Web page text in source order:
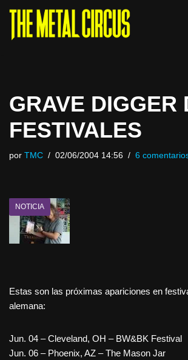
Saltar
GRAVE DIGGER
FESTIVALES
por TMC 02/06/2004 14:56 6
NOTICIA
Estas son las próximas apariciones en
alemana:
Jun. 04 – Cleveland, OH – BW&BK Festival
Jun. 06 – Phoenix, AZ – The Mason Jar